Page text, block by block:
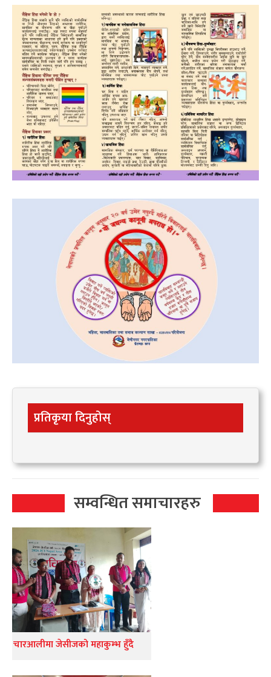
प्रतिकृया दिनुहोस्
सम्वन्धित समाचारहरु
चारआलीमा जेसीजको महाकुम्भ हुँदै